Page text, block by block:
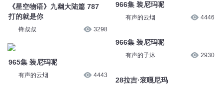
《星空物语》九幽大陆篇 787
打的就是你
锋叔叔 3298
965集 装尼玛呢
有声的云烟 4443
966集 装尼玛呢
有声的云烟 4446
966集 装尼玛呢
有声的子沐 2930
28拉吉·衮嘎尼玛